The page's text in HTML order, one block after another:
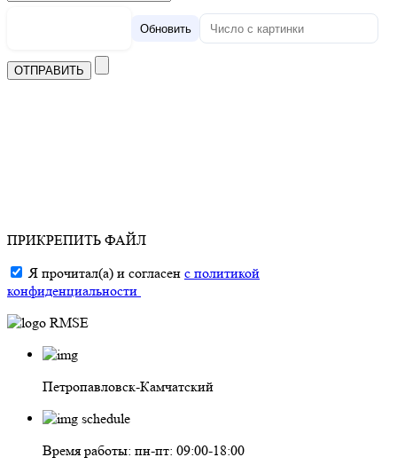
Обновить
ОТПРАВИТЬ
ПРИКРЕПИТЬ ФАЙЛ
Я прочитал(а) и согласен с политикой
конфиденциальности
Петропавловск-Камчатский
Время работы: пн-пт: 09:00-18:00